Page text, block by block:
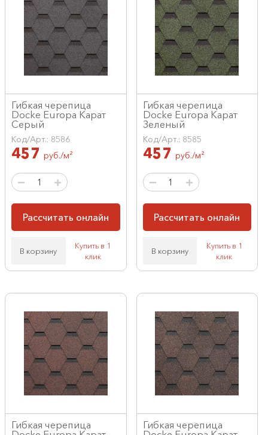
Гибкая черепица
Docke Europa Карат
Серый
Код/Арт.: 8586
457 руб./м²
Рассчитать онлайн
В корзину
Купить в 1
клик
Гибкая черепица
Docke Europa Карат
Зеленый
Код/Арт.: 8585
457 руб./м²
Рассчитать онлайн
В корзину
Купить в 1
клик
Гибкая черепица
Гибкая черепица